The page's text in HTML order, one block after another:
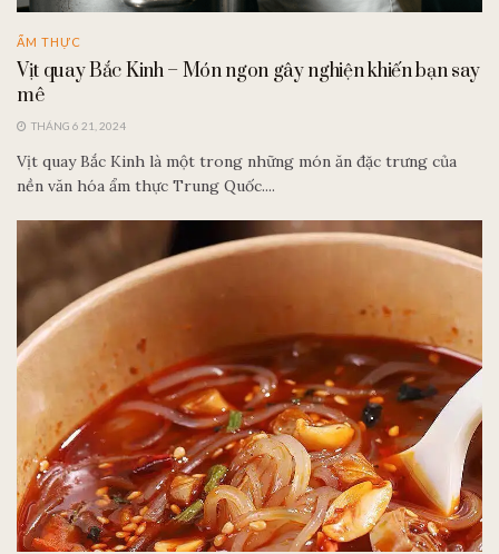
ẨM THỰC
Vịt quay Bắc Kinh – Món ngon gây nghiện khiến bạn say
mê
THÁNG 6 21, 2024
Vịt quay Bắc Kinh là một trong những món ăn đặc trưng của
nền văn hóa ẩm thực Trung Quốc....